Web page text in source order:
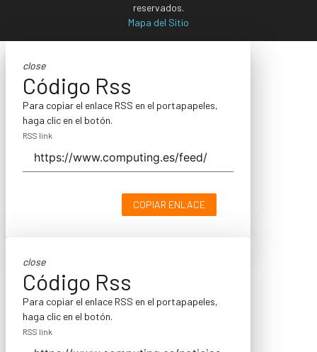
reservados.
Mapa del Sitio
close
Código Rss
Para copiar el enlace RSS en el portapapeles,
haga clic en el botón.
RSS link
COPIAR ENLACE
close
Código Rss
Para copiar el enlace RSS en el portapapeles,
haga clic en el botón.
RSS link